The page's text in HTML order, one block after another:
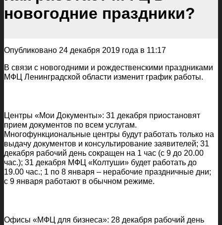
новогодние праздники?
Опубликовано 24 декабря 2019 года в 11:17
В связи с новогодними и рождественскими праздниками
МФЦ Ленинградской области изменит график работы.
Центры «Мои Документы»: 31 декабря приостановят
прием документов по всем услугам.
Многофункциональные центры будут работать только на
выдачу документов и консультирование заявителей; 31
декабря рабочий день сокращен на 1 час (с 9 до 20.00
час.); 31 декабря МФЦ «Колтуши» будет работать до
19.00 час.; 1 по 8 января – нерабочие праздничные дни;
с 9 января работают в обычном режиме.
Офисы «МФЦ для бизнеса»: 28 декабря рабочий день